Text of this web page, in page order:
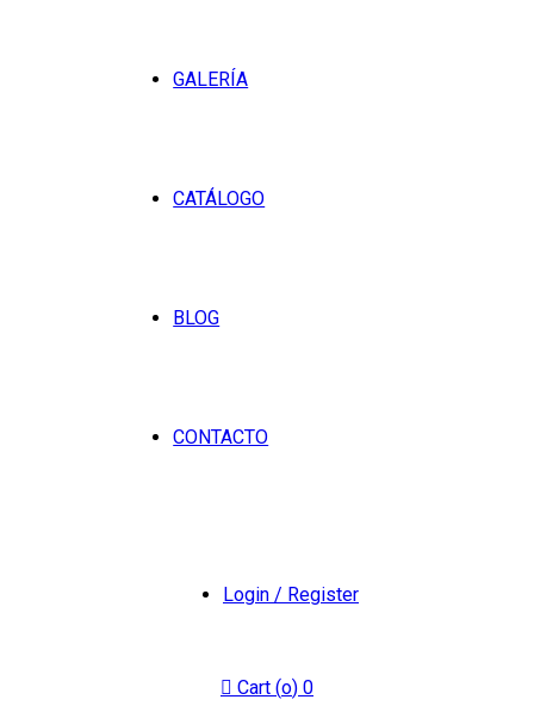
GALERÍA
CATÁLOGO
BLOG
CONTACTO
Login / Register
Cart (o) 0